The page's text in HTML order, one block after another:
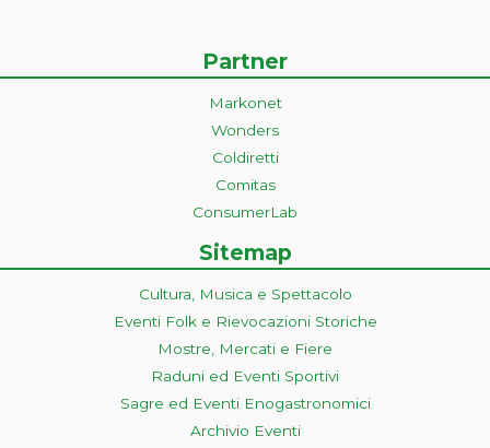
Partner
Markonet
Wonders
Coldiretti
Comitas
ConsumerLab
Sitemap
Cultura, Musica e Spettacolo
Eventi Folk e Rievocazioni Storiche
Mostre, Mercati e Fiere
Raduni ed Eventi Sportivi
Sagre ed Eventi Enogastronomici
Archivio Eventi